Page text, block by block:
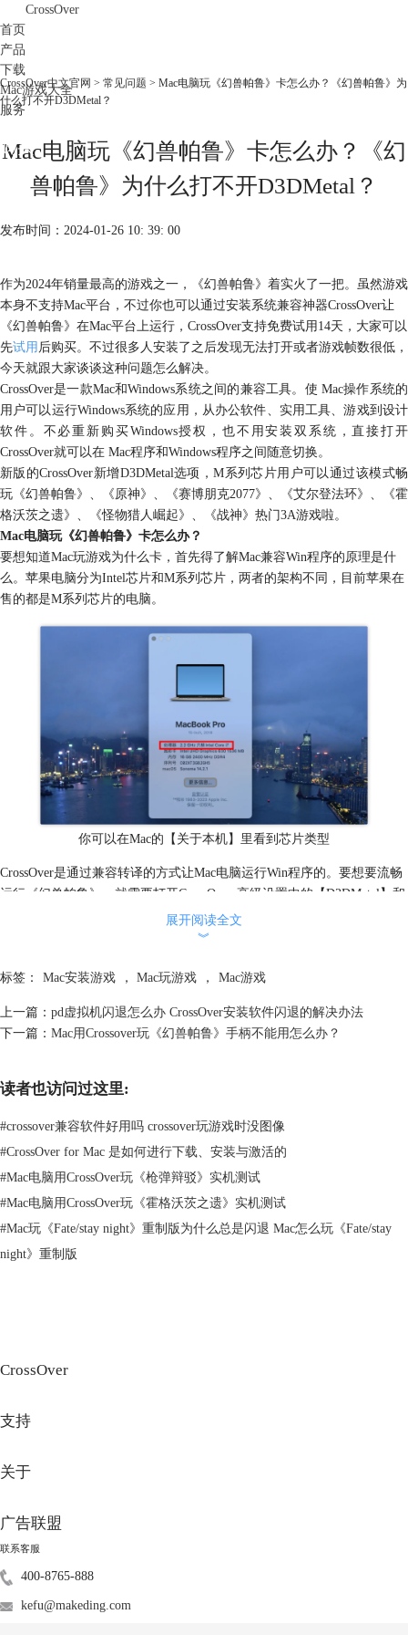
CrossOver
首页
产品
下载
Mac游戏大全
服务
购买
CrossOver中文官网 > 常见问题 > Mac电脑玩《幻兽帕鲁》卡怎么办？《幻兽帕鲁》为
什么打不开D3DMetal？
Mac电脑玩《幻兽帕鲁》卡怎么办？《幻
兽帕鲁》为什么打不开D3DMetal？
发布时间：2024-01-26 10: 39: 00
作为2024年销量最高的游戏之一，《幻兽帕鲁》着实火了一把。虽然游戏
本身不支持Mac平台，不过你也可以通过安装系统兼容神器CrossOver让
《幻兽帕鲁》在Mac平台上运行，CrossOver支持免费试用14天，大家可以
先试用 后购买。不过很多人安装了之后发现无法打开或者游戏帧数很低，
今天就跟大家谈谈这种问题怎么解决。
CrossOver是一款Mac和Windows系统之间的兼容工具。使 Mac操作系统的
用户可以运行Windows系统的应用，从办公软件、实用工具、游戏到设计
软件。不必重新购买Windows授权，也不用安装双系统，直接打开
CrossOver就可以在 Mac程序和Windows程序之间随意切换。
新版的CrossOver新增D3DMetal选项，M系列芯片用户可以通过该模式畅
玩《幻兽帕鲁》、《原神》、《赛博朋克2077》、《艾尔登法环》、《霍
格沃茨之遗》、《怪物猎人崛起》、《战神》热门3A游戏啦。
Mac电脑玩《幻兽帕鲁》卡怎么办？
要想知道Mac玩游戏为什么卡，首先得了解Mac兼容Win程序的原理是什
么。苹果电脑分为Intel芯片和M系列芯片，两者的架构不同，目前苹果在
售的都是M系列芯片的电脑。
你可以在Mac的【关于本机】里看到芯片类型
CrossOver是通过兼容转译的方式让Mac电脑运行Win程序的。要想要流畅
运行《幻兽帕鲁》，就需要打开CrossOver-高级设置中的【D3DMetal】和
【ESync】选项，这样就能解决软件黑屏、打开没声音等问题，也能提高
另外《幻兽帕鲁》目前游戏还在ea测试阶段，游戏本身优化就很一般，加
上Mac兼容带来的性能损耗，所以运行起来会卡。玩家可以通过调低分辨
率和画质的方式来提高帧率，或者等游戏厂商进一步优化软件。
如果您的电脑是Air系列或者8g内存的版本，由于散热、缓存、性能释放
1、打开CrossOver-高级设置中【D3DMetal】和【ESync】选项
2、调低游戏分辨率和画质
3、等待游戏厂商优化软件
4、升级Mac（至少Pro及以上芯片，16G内存；推荐32G及以上内存）
CrossOver无法打开D3DMetal是为什么？
展开阅读全文
︾
标签： Mac安装游戏 ， Mac玩游戏 ， Mac游戏
上一篇： pd虚拟机闪退怎么办 CrossOver安装软件闪退的解决办法
下一篇： Mac用Crossover玩《幻兽帕鲁》手柄不能用怎么办？
读者也访问过这里:
#crossover兼容软件好用吗 crossover玩游戏时没图像
#CrossOver for Mac 是如何进行下载、安装与激活的
#Mac电脑用CrossOver玩《枪弹辩驳》实机测试
#Mac电脑用CrossOver玩《霍格沃茨之遗》实机测试
#Mac玩《Fate/stay night》重制版为什么总是闪退 Mac怎么玩《Fate/stay
night》重制版
CrossOver
支持
关于
广告联盟
联系客服
400-8765-888
kefu@makeding.com